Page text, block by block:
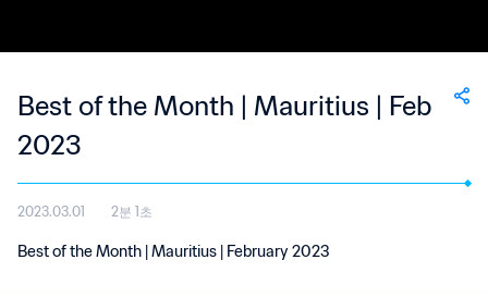
Best of the Month | Mauritius | Feb
2023
2023.03.01 2분 1초
Best of the Month | Mauritius | February 2023